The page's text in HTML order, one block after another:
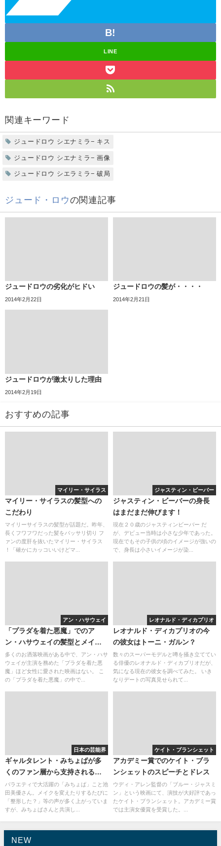
LINE
関連キーワード
ジュードロウ シエナミラ− キス
ジュードロウ シエナミラ− 画像
ジュードロウ シエラミラ− 破局
ジュード・ロウの関連記事
ジュードロウの劣化がヒドい
2014年2月22日
ジュードロウの髪が・・・・
2014年2月21日
ジュードロウが激太りした理由
2014年2月19日
おすすめの記事
マイリー・サイラス
マイリー・サイラスの髪型への
こだわり
マイリーサイラスの髪型が話題だ。昨年、
長くフワフワだった髪をバッサリ切り フ
ァンの度肝を抜いたマイリー・サイラス
！「確かにカッコいいけどマ...
ジャスティン・ビーバー
ジャスティン・ビーバーの身長
はまだまだ伸びます！
現在２０歳のジャスティンビーバー だ
が、デビュー当時は小さな少年であった。
現在でもその子供の頃のイメージが強いの
で、身長は小さいイメージが染...
アン・ハサウェイ
「プラダを着た悪魔」でのア
ン・ハサウェイの髪型とメイク
に憧れた女性
多くのお洒落映画がある中で、アン・ハサ
ウェイが主演を務めた「プラダを着た悪
魔」ほど女性に愛された映画はない。 こ
の「プラダを着た悪魔」の中で...
レオナルド・ディカプリオ
レオナルド・ディカプリオの今
の彼女はトーニ・ガルン？
数々のスーパーモデルと噂を掻き立ててい
る俳優のレオナルド・ディカプリオだが、
気になる現在の彼女を調べてみた。 いき
なりデートの写真見せられて...
日本の芸能界
ギャルタレント・みちょぱが多
くのファン層から支持される理
由とは
バラエティで大活躍の「みちょぱ」こと池
田美優さん。メイクを変えたりするたびに
「整形した？」等の声が多く上がっていま
すが、みちょぱさんと共演し...
ケイト・ブランシェット
アカデミー賞でのケイト・ブラ
ンシェットのスピーチとドレス
ウディ・アレン監督の「ブルー・ジャスミ
ン」という映画にて、演技が大好評であっ
たケイト・ブランシェット。アカデミー賞
では主演女優賞を受賞した。...
NEW